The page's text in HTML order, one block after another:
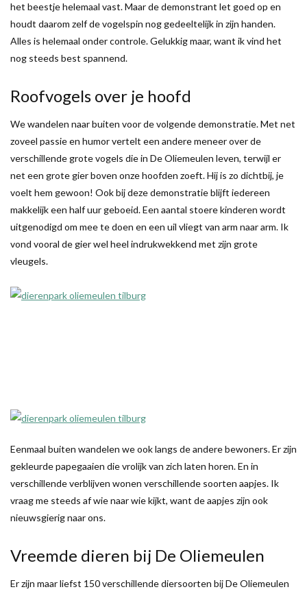
het beestje helemaal vast. Maar de demonstrant let goed op en
houdt daarom zelf de vogelspin nog gedeeltelijk in zijn handen.
Alles is helemaal onder controle. Gelukkig maar, want ik vind het
nog steeds best spannend.
Roofvogels over je hoofd
We wandelen naar buiten voor de volgende demonstratie. Met net
zoveel passie en humor vertelt een andere meneer over de
verschillende grote vogels die in De Oliemeulen leven, terwijl er
net een grote gier boven onze hoofden zoeft. Hij is zo dichtbij, je
voelt hem gewoon! Ook bij deze demonstratie blijft iedereen
makkelijk een half uur geboeid. Een aantal stoere kinderen wordt
uitgenodigd om mee te doen en een uil vliegt van arm naar arm. Ik
vond vooral de gier wel heel indrukwekkend met zijn grote
vleugels.
Eenmaal buiten wandelen we ook langs de andere bewoners. Er zijn
gekleurde papegaaien die vrolijk van zich laten horen. En in
verschillende verblijven wonen verschillende soorten aapjes. Ik
vraag me steeds af wie naar wie kijkt, want de aapjes zijn ook
nieuwsgierig naar ons.
Vreemde dieren bij De Oliemeulen
Er zijn maar liefst 150 verschillende diersoorten bij De Oliemeulen